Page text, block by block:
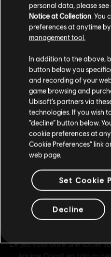
Si vous souhaitez faire
rendre sur
Rester sur
Mettre à jour
personal data, please see
Notice at Collection. You
preferences at anytime
management tool.
In addition to the above,
button below you
and recording of your
game browsing and
Ubisoft’s partners via
technologies. If you wish
“decline” button below.
cookie preferences at
Cookie Preferences” link
web page.
Set Cookie
Decline